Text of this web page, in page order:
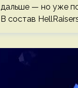
дальше — но уже
В состав